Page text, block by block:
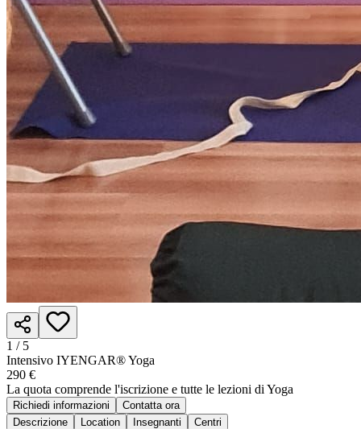
1 / 5
Intensivo IYENGAR® Yoga
290 €
La quota comprende l'iscrizione e tutte le lezioni di Yoga
Richiedi informazioni
Contatta ora
Descrizione
Location Insegnanti Centri